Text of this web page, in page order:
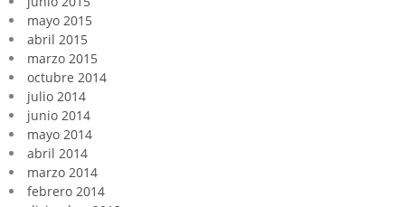
mayo 2015
abril 2015
marzo 2015
octubre 2014
julio 2014
junio 2014
mayo 2014
abril 2014
marzo 2014
febrero 2014